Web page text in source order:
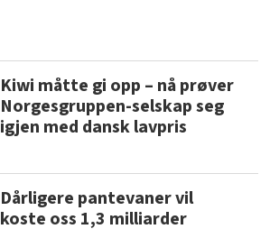
Kiwi måtte gi opp – nå prøver
Norgesgruppen-selskap seg
igjen med dansk lavpris
Dårligere pantevaner vil
koste oss 1,3 milliarder